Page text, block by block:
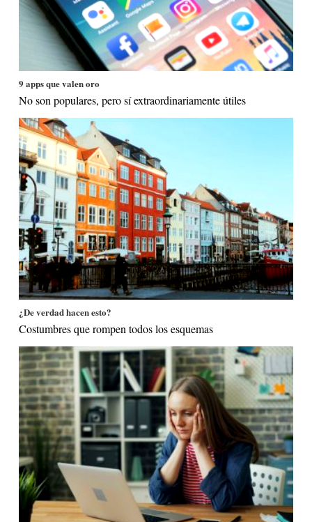
9 apps que valen oro
No son populares, pero sí extraordinariamente útiles
¿De verdad hacen esto?
Costumbres que rompen todos los esquemas